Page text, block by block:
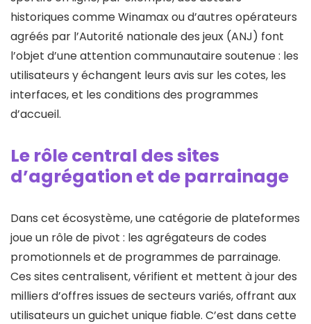
historiques comme Winamax ou d’autres opérateurs
agréés par l’Autorité nationale des jeux (ANJ) font
l’objet d’une attention communautaire soutenue : les
utilisateurs y échangent leurs avis sur les cotes, les
interfaces, et les conditions des programmes
d’accueil.
Le rôle central des sites
d’agrégation et de parrainage
Dans cet écosystème, une catégorie de plateformes
joue un rôle de pivot : les agrégateurs de codes
promotionnels et de programmes de parrainage.
Ces sites centralisent, vérifient et mettent à jour des
milliers d’offres issues de secteurs variés, offrant aux
utilisateurs un guichet unique fiable. C’est dans cette